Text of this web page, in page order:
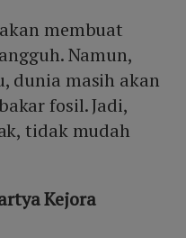
membuat
Namun,
dunia masih akan
fosil. Jadi,
tidak mudah
Kejora